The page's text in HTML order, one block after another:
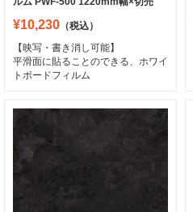
¥10,230 （税込）
【映写・書き消し可能】
平滑面に貼ることのできる、ホワイ
トボードフィルム